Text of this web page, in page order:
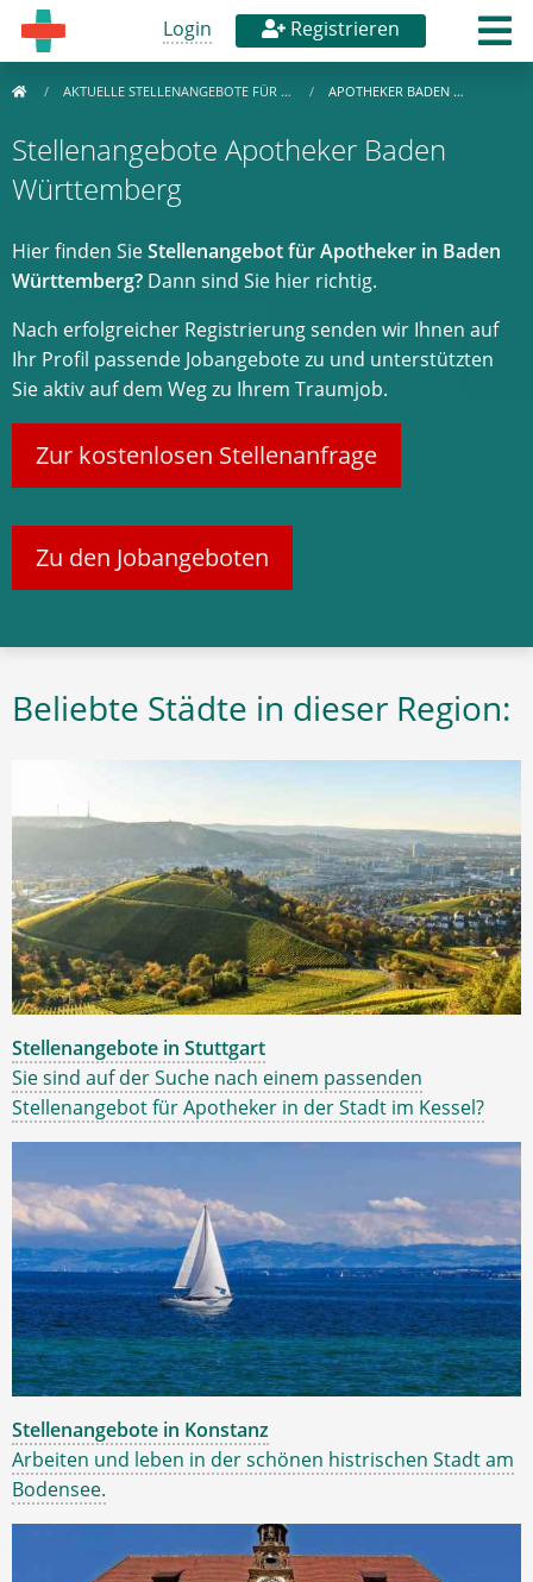
Login Registrieren
AKTUELLE STELLENANGEBOTE FÜR … APOTHEKER BADEN …
Stellenangebote Apotheker Baden
Württemberg
Hier finden SieStellenangebot für Apotheker in Baden
Württemberg? Dann sind Sie hier richtig.
Nach erfolgreicher Registrierung senden wir Ihnen auf
Ihr Profil passende Jobangebote zu und unterstützten
Sie aktiv auf dem Weg zu Ihrem Traumjob.
Zur kostenlosen Stellenanfrage
Zu den Jobangeboten
Beliebte Städte in dieser Region:
Stellenangebote in Stuttgart
Sie sind auf der Suche nach einem passenden
Stellenangebot für Apotheker in der Stadt im Kessel?
Stellenangebote in Konstanz
Arbeiten und leben in der schönen histrischen Stadt am
Bodensee.